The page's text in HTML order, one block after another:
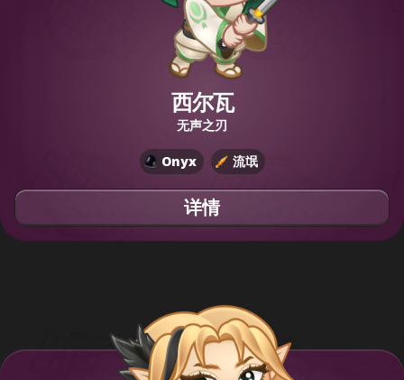
西尔瓦
无声之刃
Onyx 流氓
详情